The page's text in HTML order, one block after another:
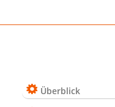
Überblick